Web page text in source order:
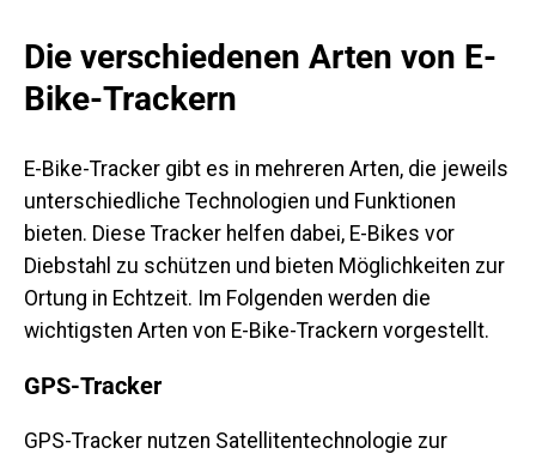
Die verschiedenen Arten von E-
Bike-Trackern
E-Bike-Tracker gibt es in mehreren Arten, die jeweils
unterschiedliche Technologien und Funktionen
bieten. Diese Tracker helfen dabei, E-Bikes vor
Diebstahl zu schützen und bieten Möglichkeiten zur
Ortung in Echtzeit. Im Folgenden werden die
wichtigsten Arten von E-Bike-Trackern vorgestellt.
GPS-Tracker
GPS-Tracker nutzen Satellitentechnologie zur